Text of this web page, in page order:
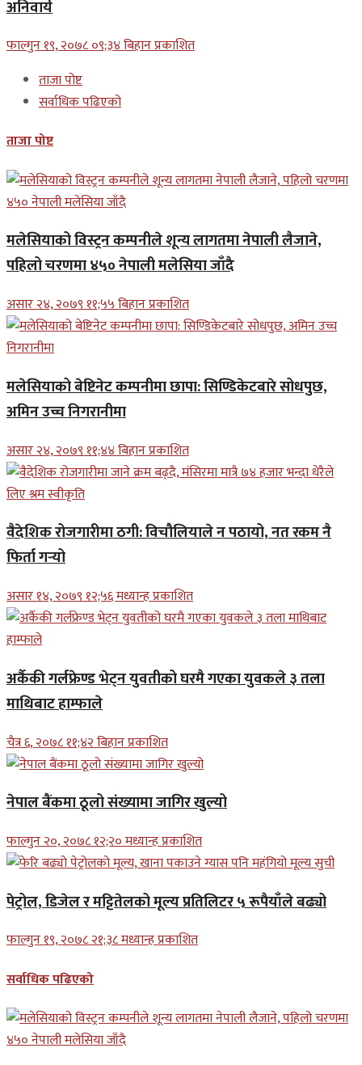
अनिवार्य
फाल्गुन १९, २०७८ ०९;३४ बिहान प्रकाशित
ताजा पोष्ट
सर्वाधिक पढिएको
ताजा पोष्ट
मलेसियाको विस्ट्रन कम्पनीले शून्य लागतमा नेपाली लैजाने,
पहिलो चरणमा ४५० नेपाली मलेसिया जाँदै
असार २४, २०७९ ११;५५ बिहान प्रकाशित
मलेसियाको बेष्टिनेट कम्पनीमा छापा: सिण्डिकेटबारे सोधपुछ,
अमिन उच्च निगरानीमा
असार २४, २०७९ ११;४४ बिहान प्रकाशित
वैदेशिक रोजगारीमा ठगी: विचौलियाले न पठायो, नत रकम नै
फिर्ता गर्‍यो
असार १४, २०७९ १२;५६ मध्यान्ह प्रकाशित
अर्कैकी गर्लफ्रेण्ड भेट्न युवतीको घरमै गएका युवकले ३ तला
माथिबाट हाम्फाले
चैत्र ६, २०७८ ११;४२ बिहान प्रकाशित
नेपाल बैंकमा ठूलो संख्यामा जागिर खुल्यो
फाल्गुन २०, २०७८ १२;२० मध्यान्ह प्रकाशित
पेट्रोल, डिजेल र मट्टितेलको मूल्य प्रतिलिटर ५ रूपैयाँले बढ्यो
फाल्गुन १९, २०७८ २१;३८ मध्यान्ह प्रकाशित
सर्वाधिक पढिएको